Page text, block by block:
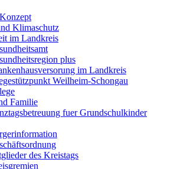
Klimaschutz
im Landkreis
plus
im Landkreis
Weilheim-Schongau
Familie
fuer Grundschulkinder
des Kreistags